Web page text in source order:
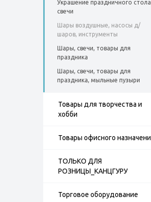
Украшение праздничного
свечи
Шары воздушные, насосы д/
шаров, инструменты
Шары, свечи, товары для
праздника
Шары, свечи, товары для
праздника, мыльные пузыри
Товары для творчества и
хобби
Товары офисного
ТОЛЬКО ДЛЯ
РОЗНИЦЫ_КАНЦГУРУ
Торговое оборудование